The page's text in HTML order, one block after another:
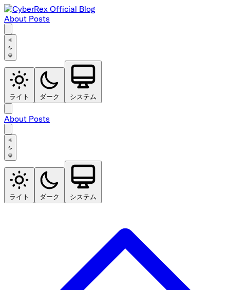
About Posts
ライト ダーク システム
About Posts
ライト ダーク システム